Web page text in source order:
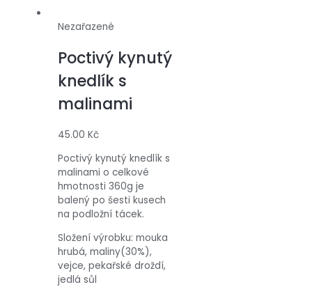
Nezařazené
Poctivý kynutý
knedlík s
malinami
45.00 Kč
Poctivý kynutý knedlík s
malinami o celkové
hmotnosti 360g je
balený po šesti kusech
na podložní tácek.
Složení výrobku: mouka
hrubá, maliny(30%),
vejce, pekařské droždí,
jedlá sůl